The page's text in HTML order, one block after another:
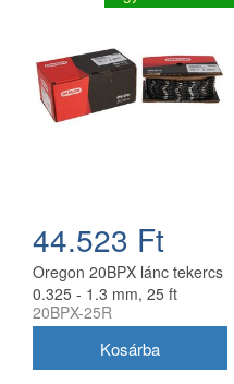
44.523 Ft
Oregon 20BPX lánc tekercs
0.325 - 1.3 mm, 25 ft
20BPX-25R